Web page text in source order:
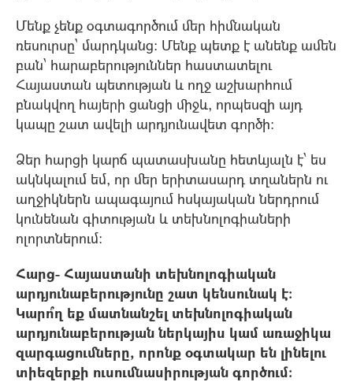
Մենք չենք օգտագործում մեր հիմնական
ռեսուրսը՝ մարդկանց: Մենք պետք է անենք ամեն
բան՝ հարաբերություններ հաստատելու
Հայաստան պետության և ողջ աշխարհում
բնակվող հայերի ցանցի միջև, որպեսզի այդ
կապը շատ ավելի արդյունավետ գործի:
Ձեր հարցի կարճ պատասխանը հետևյալն է՝ ես
ակնկալում եմ, որ մեր երիտասարդ տղաներն ու
աղջիկներն ապագայում հսկայական ներդրում
կունենան գիտության և տեխնոլոգիաների
ոլորտներում:
Հարց- Հայաստանի տեխնոլոգիական
արդյունաբերությունը շատ կենսունակ է:
Կարո՞ղ եք մատնանշել տեխնոլոգիական
արդյունաբերության ներկայիս կամ առաջիկա
զարգացումները, որոնք օգտակար են լինելու
տիեզերքի ուսումնասիրության գործում: